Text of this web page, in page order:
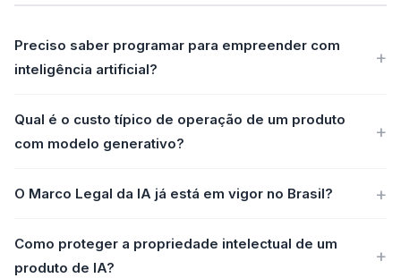
Preciso saber programar para empreender com
inteligência artificial?
Qual é o custo típico de operação de um produto
com modelo generativo?
O Marco Legal da IA já está em vigor no Brasil?
Como proteger a propriedade intelectual de um
produto de IA?